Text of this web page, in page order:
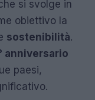
si svolge in
obiettivo la
sostenibilità.
anniversario
paesi,